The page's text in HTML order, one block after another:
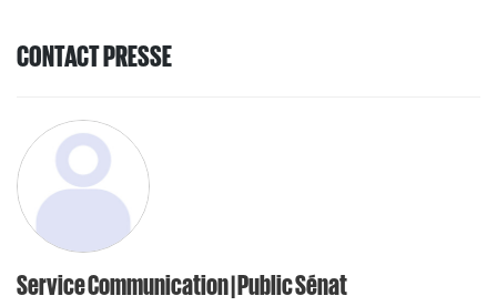
CONTACT PRESSE
Service Communication | Public Sénat